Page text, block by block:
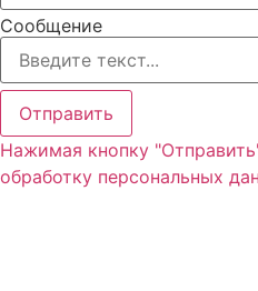
Сообщение
Отправить
Нажимая кнопку
обработку персональных